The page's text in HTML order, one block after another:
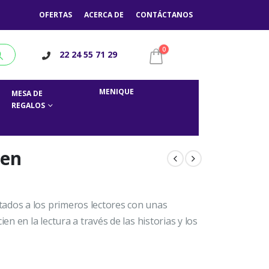
OFERTAS ACERCA DE CONTÁCTANOS
22 24 55 71 29 0
MESA DE
REGALOS
MENIQUE
a los primeros lectores con unas
en la lectura a través de las historias y los